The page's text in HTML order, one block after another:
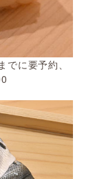
に要予約、